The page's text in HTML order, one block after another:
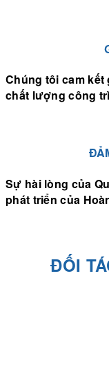
Chúng tôi cam
chất lượng công
Sự hài lòng của
phát triển của
ĐỐI